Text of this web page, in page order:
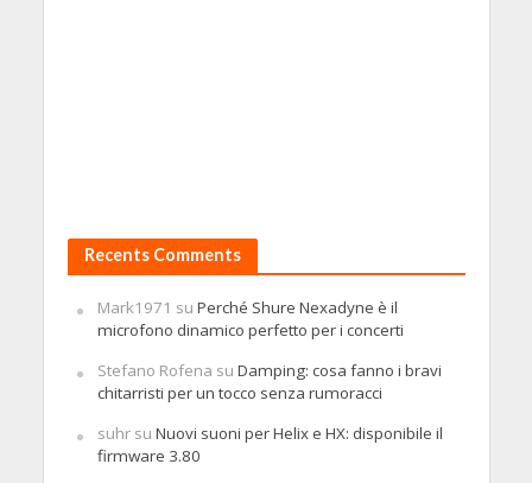
Recents Comments
Mark1971 su Perché Shure Nexadyne è il
microfono dinamico perfetto per i concerti
Stefano Rofena su Damping: cosa fanno i bravi
chitarristi per un tocco senza rumoracci
suhrsu Nuovi suoni per Helix e HX: disponibile il
firmware 3.80